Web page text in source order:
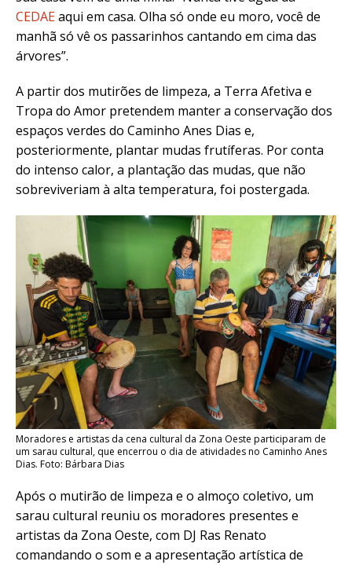
CEDAEaqui em casa. Olha só onde eu moro, você de
manhã só vê os passarinhos cantando em cima das
árvores”.
A partir dos mutirões de limpeza, a Terra Afetiva e
Tropa do Amor pretendem manter a conservação dos
espaços verdes do Caminho Anes Dias e,
posteriormente, plantar mudas frutíferas. Por conta
do intenso calor, a plantação das mudas, que não
sobreviveriam à alta temperatura, foi postergada.
Moradores e artistas da cena cultural da Zona Oeste participaram de
um sarau cultural, que encerrou o dia de atividades no Caminho Anes
Dias. Foto: Bárbara Dias
Após o mutirão de limpeza e o almoço coletivo, um
sarau cultural reuniu os moradores presentes e
artistas da Zona Oeste, com DJ Ras Renato
comandando o som e a apresentação artística de